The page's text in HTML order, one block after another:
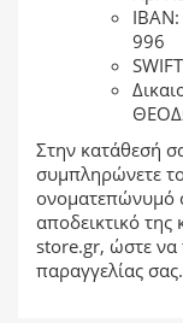
996
Στην κατάθεσή
συμπληρώνετε
ονοματεπώνυμό
αποδεικτικό
store.gr, ώστε
παραγγελίας σας.